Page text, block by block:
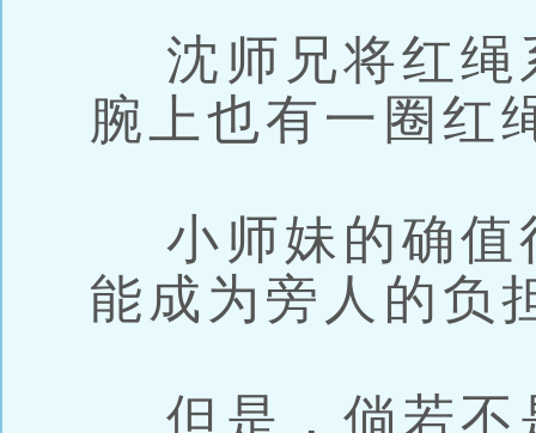
沈师兄将红绳
腕上也有一圈红
小师妹的确值
能成为旁人的负
但是，倘若不